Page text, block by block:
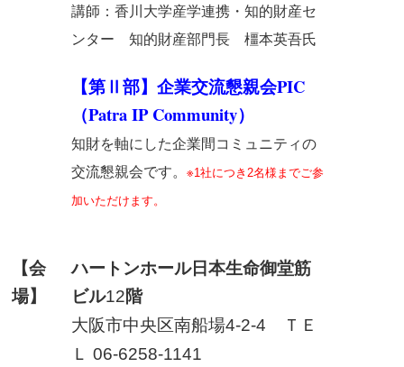
講師：香川大学産学連携・知的財産セ
ンター 知的財産部門長 橿本英吾氏
【第Ⅱ部】企業交流懇親会PIC
（Patra IP Community）
知財を軸にした企業間コミュニティの
交流懇親会です。※1社につき2名様までご参
加いただけます。
【会
場】
ハートンホール日本生命御堂筋
ビル12階
大阪市中央区南船場4-2-4
ＴＥ
Ｌ06-6258-1141